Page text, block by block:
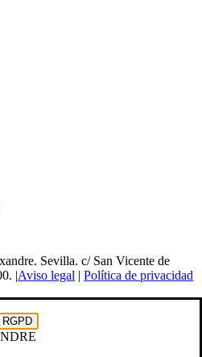
Sevilla. c/ San Vicente de
|Aviso legal | Política de privacidad